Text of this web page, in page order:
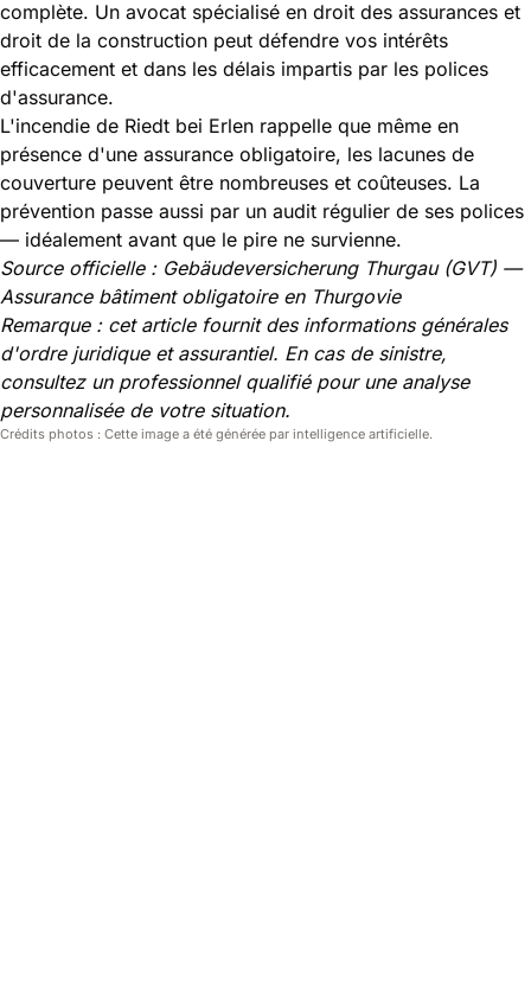
complète. Un avocat spécialisé en droit des assurances et
droit de la construction peut défendre vos intérêts
efficacement et dans les délais impartis par les polices
d'assurance.
L'incendie de Riedt bei Erlen rappelle que même en
présence d'une assurance obligatoire, les lacunes de
couverture peuvent être nombreuses et coûteuses. La
prévention passe aussi par un audit régulier de ses polices
— idéalement avant que le pire ne survienne.
Source officielle : Gebäudeversicherung Thurgau (GVT) —
Assurance bâtiment obligatoire en Thurgovie
Remarque : cet article fournit des informations générales
d'ordre juridique et assurantiel. En cas de sinistre,
consultez un professionnel qualifié pour une analyse
personnalisée de votre situation.
Crédits photos : Cette image a été générée par intelligence artificielle.